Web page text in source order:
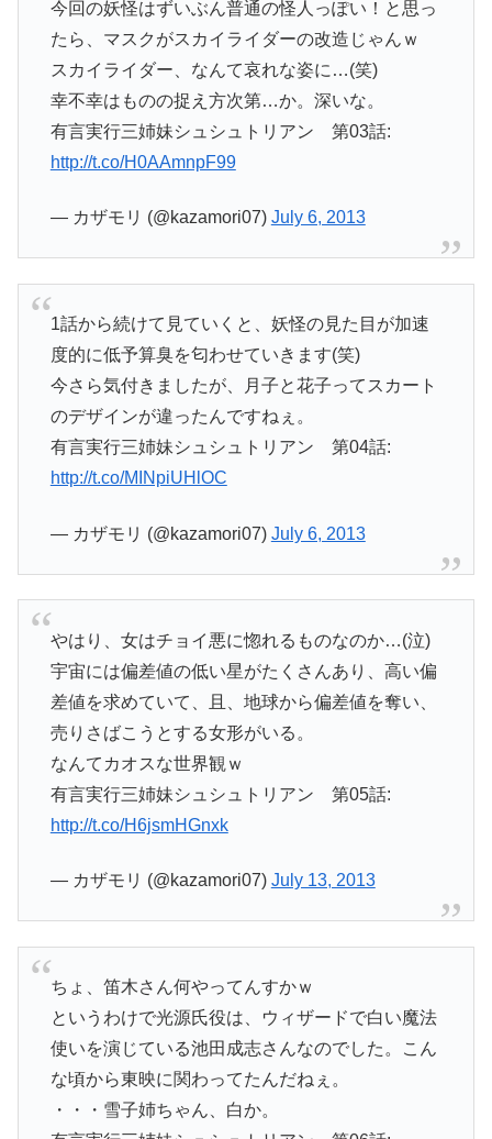
今回の妖怪はずいぶん普通の怪人っぽい！と思っ
たら、マスクがスカイライダーの改造じゃんｗ
スカイライダー、なんて哀れな姿に…(笑)
幸不幸はものの捉え方次第…か。深いな。
有言実行三姉妹シュシュトリアン 第03話:
http://t.co/H0AAmnpF99
— カザモリ (@kazamori07) July 6, 2013
1話から続けて見ていくと、妖怪の見た目が加速
度的に低予算臭を匂わせていきます(笑)
今さら気付きましたが、月子と花子ってスカート
のデザインが違ったんですねぇ。
有言実行三姉妹シュシュトリアン 第04話:
http://t.co/MINpiUHlOC
— カザモリ (@kazamori07) July 6, 2013
やはり、女はチョイ悪に惚れるものなのか…(泣)
宇宙には偏差値の低い星がたくさんあり、高い偏
差値を求めていて、且、地球から偏差値を奪い、
売りさばこうとする女形がいる。
なんてカオスな世界観ｗ
有言実行三姉妹シュシュトリアン 第05話:
http://t.co/H6jsmHGnxk
— カザモリ (@kazamori07) July 13, 2013
ちょ、笛木さん何やってんすかｗ
というわけで光源氏役は、ウィザードで白い魔法
使いを演じている池田成志さんなのでした。こん
な頃から東映に関わってたんだねぇ。
・・・雪子姉ちゃん、白か。